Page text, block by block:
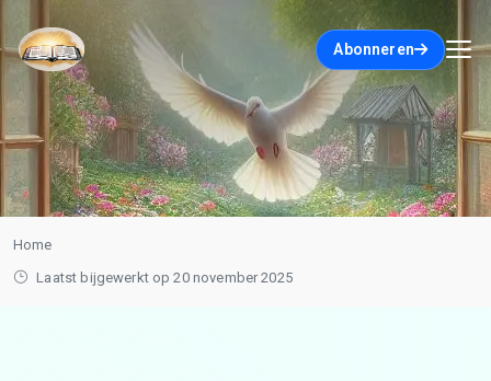
Abonneren
Home
Laatst bijgewerkt op 20 november 2025